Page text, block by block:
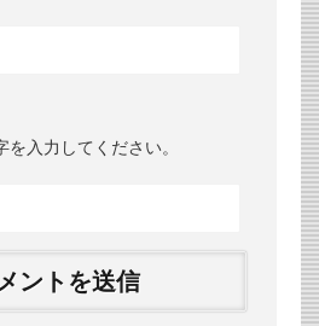
入力してください。